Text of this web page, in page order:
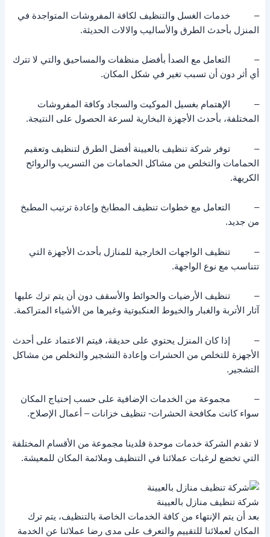
– خدمات الغسل والتنظيف لكافة المفروشات المتواجدة في
المنزل بأحدث الطرق والأساليب والالات الحديثة.
– التعامل مع الصدأ بأفضل منظفات والمساحيق والتي لا تترك
أي أثر دون أن تسبب تغير في شكل المكان.
– الإهتمام بغسيل الموكيت والسجاد وكافة المفروشات
المختلفة، بأحدث الأجهزة البخارية لسرعة الحصول على النتيجة.
– توفر شركة تنظيف بالعيينة أفضل الطرق لتنظيف وتعقيم
الحمامات والتخلص من مشاكل الحمامات من التسريب والروائح
الكريهة.
– التعامل مع خطوات تنظيف المطابخ وإعادة ترتيب المطبخ
من جديد.
– تنظيف الواجهات الخارجية للمنازل بأحدث الأجهزة التي
تتناسب مع نوع الواجهة.
– تنظيف الأرضيات والحوائط والأسقف دون أن يتم ترك عليها
آثار الأتربة والغبار والخيوط العنكبوتية وغيرها من الأشياء المتراكمة.
– إذا كان المنزل يحتوي على حديقة، فيتم الاعتماد على أحدث
الأجهزة للتخلص من الحشرات وإعادة التشجير والتخلص من مشاكل
التشجير.
– مجموعة من الخدمات الإضافية على حسب إحتياج المكان
سواء كانت مكافحة الحشرات- تنظيف خزانات – أعمال الإصلاح.
لا تقدم الشركة خدمات موحدة فلدينا مجموعة من الأقسام المختلفة
التي تخضع لرغبات عملائنا في التنظيف وملائمة المكان للمعيشة.
شركة تنظيف منازل بالعيينة
بعد أن يتم الإنتهاء من كافة الخدمات الخاصة بالتنظيف، يتم ترك
المكان لعملائنا للتقييم والتعرف على مدى رضا عملائنا عن الخدمة